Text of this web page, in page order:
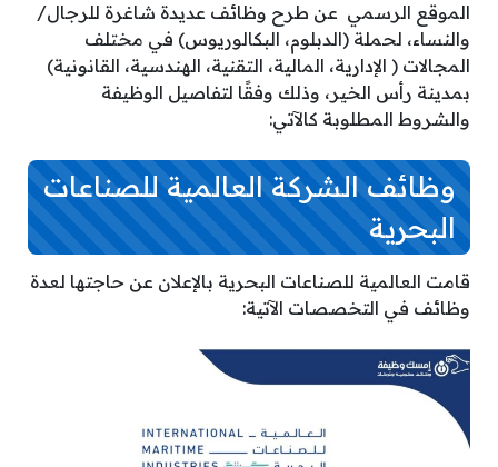
الموقع الرسمي عن طرح وظائف عديدة شاغرة للرجال/
والنساء، لحملة (الدبلوم، البكالوريوس) في مختلف
المجالات ( الإدارية، المالية، التقنية، الهندسية، القانونية)
بمدينة رأس الخير، وذلك وفقًا لتفاصيل الوظيفة
والشروط المطلوبة كالآتي:
وظائف الشركة العالمية للصناعات
البحرية
قامت العالمية للصناعات البحرية بالإعلان عن حاجتها لعدة
وظائف في التخصصات الآتية: